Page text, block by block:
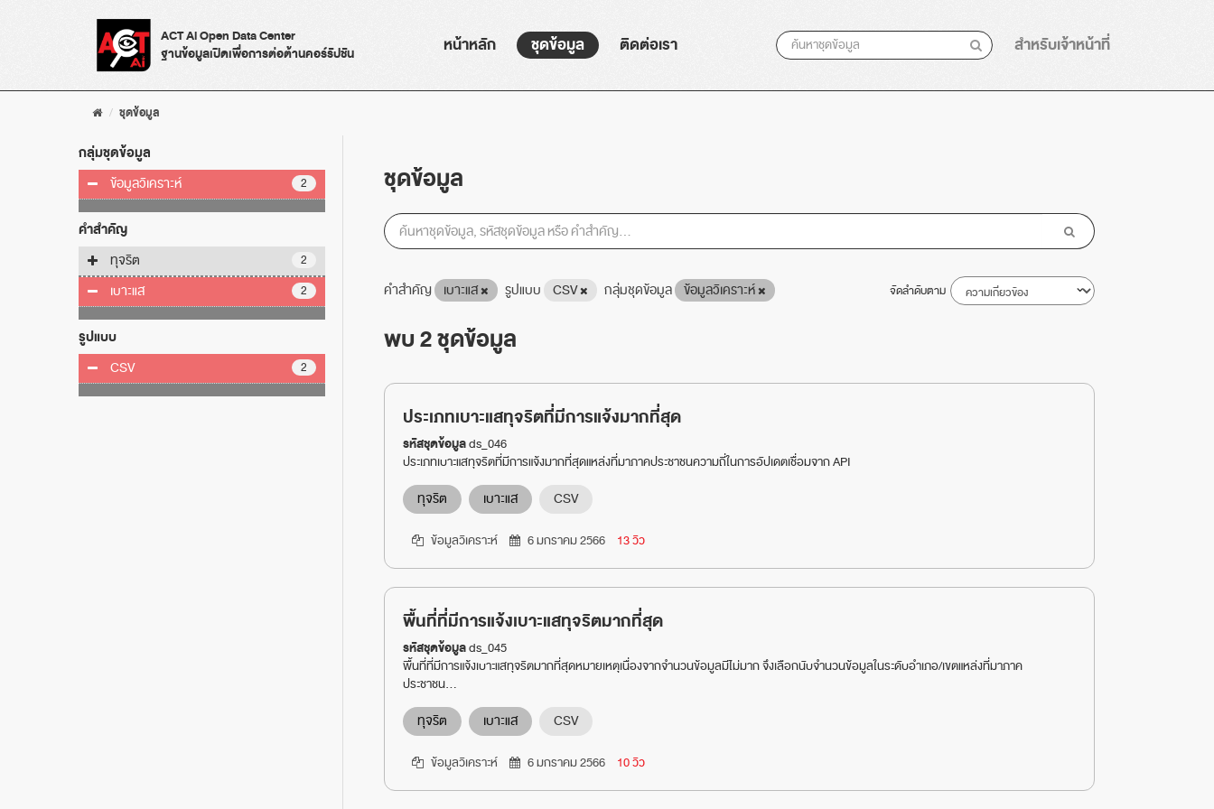
ACT Ai Open Data Center
ฐานข้อมูลเปิดเพื่อการต่อต้านคอร์รัปชัน
หน้าหลัก ชุดข้อมูล ติดต่อเรา สำหรับเจ้าหน้าที่
ชุดข้อมูล
กลุ่มชุดข้อมูล
ข้อมูลวิเคราะห์ 2
คำสำคัญ
ทุจริต 2
เบาะแส 2
รูปแบบ
CSV 2
ชุดข้อมูล
จัดลำดับตาม
คำสำคัญ เบาะแส รูปแบบ CSV กลุ่มชุดข้อมูล ข้อมูลวิเคราะห์
พบ 2 ชุดข้อมูล
ประเภทเบาะแสทุจริตที่มีการแจ้งมากที่สุด
รหัสชุดข้อมูลds_046
ประเภทเบาะแสทุจริตที่มีการแจ้งมากที่สุดแหล่งที่มาภาคประชาชนความถี่ในการอัปเดตเชื่อมจาก API
ทุจริต เบาะแส CSV
ข้อมูลวิเคราะห์ 6 มกราคม 2566 13 วิว
พื้นที่ที่มีการแจ้งเบาะแสทุจริตมากที่สุด
รหัสชุดข้อมูลds_045
พื้นที่ที่มีการแจ้งเบาะแสทุจริตมากที่สุดหมายเหตุเนื่องจากจำนวนข้อมูลมีไม่มาก จึงเลือกนับจำนวนข้อมูลในระดับอำเภอ/เขตแหล่งที่มาภาค
ประชาชน...
ทุจริต เบาะแส CSV
ข้อมูลวิเคราะห์ 6 มกราคม 2566 10 วิว